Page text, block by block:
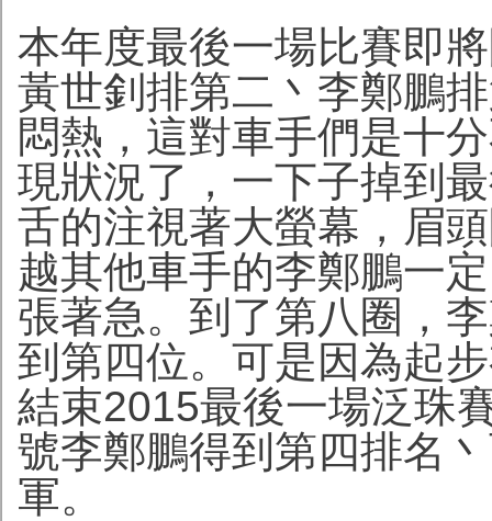
本年度最後一場比賽即
黃世釗排第二丶李鄭鵬
悶熱，這對車手們是十
現狀況了，一下子掉到
舌的注視著大螢幕，眉
越其他車手的李鄭鵬一
張著急。到了第八圈，
到第四位。可是因為起
結束2015最後一場泛珠
號李鄭鵬得到第四排名
軍。